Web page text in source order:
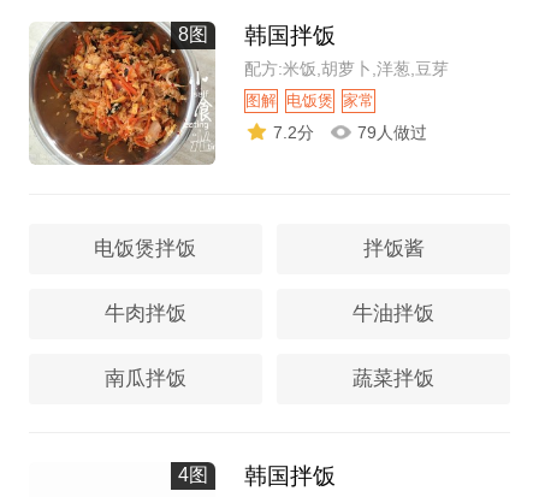
8图 韩国拌饭
配方:米饭,胡萝卜,洋葱,豆芽
图解 电饭煲 家常
7.2分 79人做过
电饭煲拌饭 拌饭酱
牛肉拌饭 牛油拌饭
南瓜拌饭 蔬菜拌饭
4图 韩国拌饭